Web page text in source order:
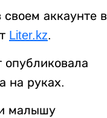
аккаунте в
Liter.kz.
опубликовала
на руках.
малышу